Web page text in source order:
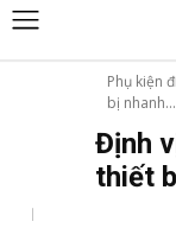
Phụ kiện
bị nhanh...
Định
thiết